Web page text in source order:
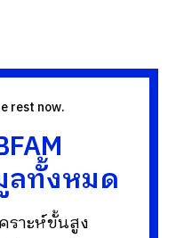
rest now.
ลทั้งหมด
ราะห์ขั้นสูง